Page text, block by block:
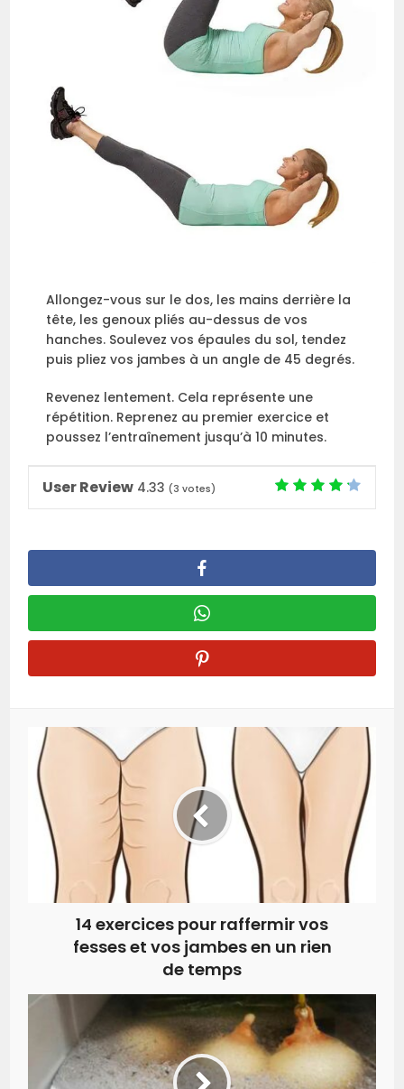
Allongez-vous sur le dos, les mains derrière la
tête, les genoux pliés au-dessus de vos
hanches. Soulevez vos épaules du sol, tendez
puis pliez vos jambes à un angle de 45 degrés.
Revenez lentement. Cela représente une
répétition. Reprenez au premier exercice et
poussez l’entraînement jusqu’à 10 minutes.
User Review 4.33 (3 votes)
14 exercices pour raffermir vos
fesses et vos jambes en un rien
de temps